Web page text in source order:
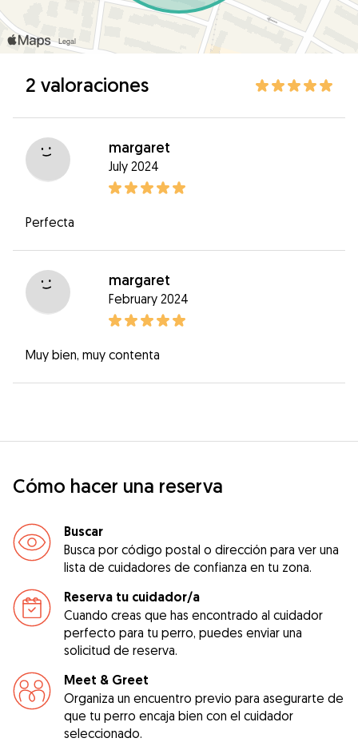
2 valoraciones
margaret
July 2024
Perfecta
margaret
February 2024
Muy bien, muy contenta
Cómo hacer una reserva
Buscar
Busca por código postal o dirección para ver una
lista de cuidadores de confianza en tu zona.
Reserva tu cuidador/a
Cuando creas que has encontrado al cuidador
perfecto para tu perro, puedes enviar una
solicitud de reserva.
Meet & Greet
Organiza un encuentro previo para asegurarte de
que tu perro encaja bien con el cuidador
seleccionado.